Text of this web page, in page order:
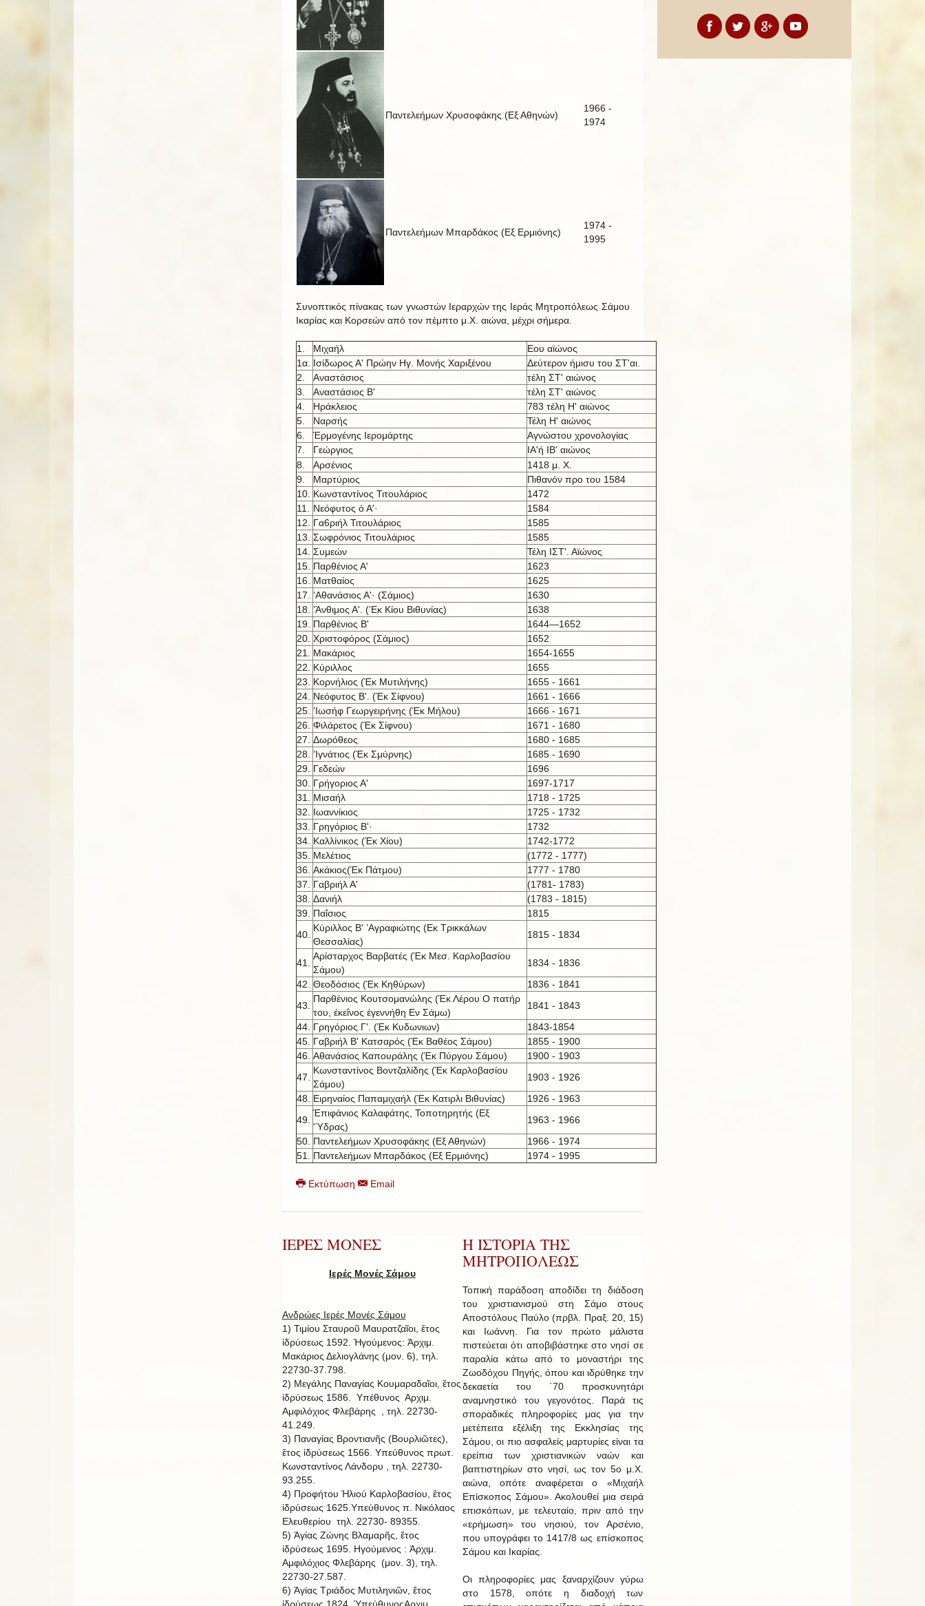
Παντελεήμων Χρυσοφάκης (Εξ Αθηνών)
1966 -
1974
Παντελεήμων Μπαρδάκος (Εξ Ερμιόνης)
1974 -
1995
Συνοπτικός πίνακας των γνωστών Ιεραρχών της Ιεράς Μητροπόλεως Σάμου
Ικαρίας και Κορσεών από τον πέμπτο μ.Χ. αιώνα, μέχρι σήμερα.
1. Μιχαήλ
Εου αϊώνος
1α. Ισίδωρος Α' Πρώην Ηγ. Μονής Χαριξένου
Δεύτερον ήμισυ του ΣΤ'αι.
2.
Αναστάσιος
τέλη ΣΤ' αιώνος
3.
Αναστάσιος Β'
τέλη ΣΤ' αιώνος
4.
Ηράκλειος
783 τέλη Η' αιώνος
5.
Ναρσής
Τέλη Η' αιώνος
6.
Έρμογένης Ιερομάρτης
Αγνώστου χρονολογίας
7.
Γεώργιος ΙΑ'ή IB' αιώνος
8.
Αρσένιος
1418 μ. X.
9.
Μαρτύριος
Πιθανόν προ του 1584
10. Κωνσταντίνος Τιτουλάριος
1472
11.
Νεόφυτος ό Α'·
1584
12.
Γα6ριήλ Τιτουλάριος
1585
13. Σωφρόνιος Τιτουλάριος
1585
14. Συμεών
Τέλη ΙΣΤ'. Αϊώνος
15. Παρθένιος Α'
1623
16.
Ματθαίος
1625
17.
’Αθανάσιος Α'· (Σάμιος)
1630
18.
’Άνθιμος Α'. (’Εκ Κίου Βιθυνίας)
1638
19. Παρθένιος Β'
1644—1652
20. Χριστοφόρος (Σάμιος)
1652
21.
Μακάριος
1654-1655
22.
Κύριλλος
1655
23.
Κορνήλιος (Έκ Μυτιλήνης)
1655 - 1661
24. Νεόφυτος Β'. (Έκ Σίφνου)
1661 - 1666
25. ’Ιωσήφ Γεωργειρήνης (Έκ Μήλου)
1666 - 1671
26. Φιλάρετος (Έκ Σίφνου)
1671 - 1680
27. Δωρόθεος
1680 - 1685
28.
’Ιγνάτιος (Έκ Σμύρνης)
1685 - 1690
29. Γεδεών
1696
30. Γρήγοριος Α'
1697-1717
31.
Μισαήλ
1718 - 1725
32.
Ιωαννίκιος
1725 - 1732
33.
Γρηγόριος Β'·
1732
34. Καλλίνικος (Έκ Χίου)
1742-1772
35. Μελέτιος
(1772 - 1777)
36. Ακάκιος(Έκ Πάτμου)
1777 - 1780
37.
Γαβριήλ Α'
(1781- 1783)
38. Δανιήλ
(1783 - 1815)
39. Παΐσιος
1815
40.
Κύριλλος Β' ’Αγραφιώτης (Εκ Τρικκάλων
Θεσσαλίας)
1815 - 1834
41.
Αρίσταρχος Βαρβατές (Έκ Μεσ. Καρλοβασίου
Σάμου)
1834 - 1836
42. Θεοδόσιος (Έκ Κηθύρων)
1836 - 1841
43.
Παρθένιος Κουτσομανώλης (Έκ Λέρου Ο πατήρ
του, έκεΐνος έγεννήθη Εν Σάμω)
1841 - 1843
44. Γρηγόριος Γ'. (Έκ Κυδωνιων)
1843-1854
45. Γαβριήλ Β' Κατσαρός (Έκ Βαθέος Σάμου)
1855 - 1900
46. Αθανάσιος Καπουράλης (Έκ Πύργου Σάμου)
1900 - 1903
47.
Κωνσταντίνος Βοντζαλίδης (Έκ Καρλοβασίου
Σάμου)
1903 - 1926
48.
Ειρηναίος Παπαμιχαήλ (Έκ Κατιρλι Βιθυνίας)
1926 - 1963
49.
Έπιφάνιος Καλαφάτης, Τοποτηρητής (Εξ
'Ύδρας)
1963 - 1966
50. Παντελεήμων Χρυσοφάκης (Εξ Αθηνών)
1966 - 1974
51.
Παντελεήμων Μπαρδάκος (Εξ Ερμιόνης) 1974 - 1995
Εκτύπωση Email
ΙΕΡΕΣ ΜΟΝΕΣ
Ιερές Μονές Σάμου
Ανδρώες Ιερές Μονές Σάμου
1) Τιμίου Σταυροῦ Μαυρατζαῖοι, ἔτος
ἱδρύσεως 1592. Ἡγούμενος: Ἀρχιμ.
Μακάριος Δελιογλάνης (μον. 6), τηλ.
22730-37.798.
2) Μεγάλης Παναγίας Κουμαραδαῖοι, ἔτος
ἱδρύσεως 1586. Υπέθυνος Αρχιμ.
Αμφιλόχιος Φλεβάρης , τηλ. 22730-
41.249.
3) Παναγίας Βροντιανῆς (Βουρλιῶτες),
ἔτος ἱδρύσεως 1566. Υπεύθυνος πρωτ.
Κωνσταντίνος Λάνδορυ , τηλ. 22730-
93.255.
4) Προφήτου Ἠλιού Καρλοβασίου, ἔτος
ἱδρύσεως 1625.Υπεύθυνος π. Νικόλαος
Ελευθερίου τηλ. 22730- 89355.
5) Ἁγίας Ζώνης Βλαμαρῆς, ἔτος
ἱδρύσεως 1695. Ηγούμενος : Ἀρχιμ.
Αμφιλόχιος Φλεβάρης (μον. 3), τηλ.
22730-27.587.
6) Ἁγίας Τριάδος Μυτιληνιῶν, ἔτος
Η ΙΣΤΟΡΙΑ ΤΗΣ
ΜΗΤΡΟΠΟΛΕΩΣ
Τοπική παράδοση αποδίδει τη διάδοση
του χριστιανισμού στη Σάμο στους
Αποστόλους Παύλο (πρβλ. Πραξ. 20, 15)
και Ιωάννη. Για τον πρώτο μάλιστα
πιστεύεται ότι αποβιβάστηκε στο νησί σε
παραλία κάτω από το μοναστήρι της
Ζωοδόχου Πηγής, όπου και ιδρύθηκε την
δεκαετία του ΄70 προσκυνητάρι
αναμνηστικό του γεγονότος. Παρά τις
σποραδικές πληροφορίες μας για την
μετέπειτα εξέλιξη της Εκκλησίας της
Σάμου, οι πιο ασφαλείς μαρτυρίες είναι τα
ερείπια των χριστιανικών ναών και
βαπτιστηρίων στο νησί, ως τον 5ο μ.Χ.
αιώνα, οπότε αναφέρεται ο «Μιχαήλ
Επίσκοπος Σάμου». Ακολουθεί μια σειρά
επισκόπων, με τελευταίο, πριν από την
«ερήμωση» του νησιού, τον Αρσένιο,
που υπογράφει το 1417/8 ως επίσκοπος
Σάμου και Ικαρίας.
Οι πληροφορίες μας ξαναρχίζουν γύρω
στο 1578, οπότε η διαδοχή των